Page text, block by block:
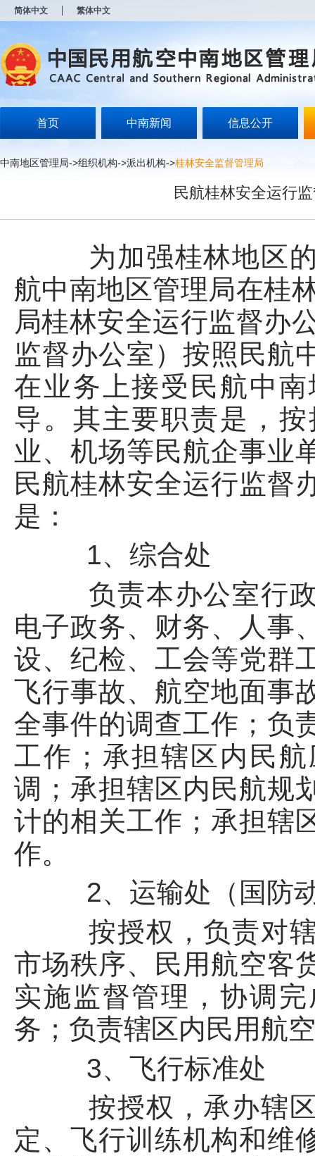
简体中文 繁体中文
首页 中南新闻 信息公开
中南地区管理局->组织机构->派出机构->桂林安全监督管理局
民航桂林安全运行
为加强桂林地区的
航中南地区管理局在桂
局桂林安全运行监督办
监督办公室）按照民航
在业务上接受民航中
导。其主要职责是，
业、机场等民航企事业
民航桂林安全运行监督
是：
1、综合处
负责本办公室行政
电子政务、财务、人事
设、纪检、工会等党群
飞行事故、航空地面事
全事件的调查工作；负
工作；承担辖区内民
调；承担辖区内民航规
计的相关工作；承担辖
作。
2、运输处（国防
按授权，负责对辖
市场秩序、民用航空客
实施监督管理，协调
务；负责辖区内民用航
3、飞行标准处
按授权，承办辖区
定、飞行训练机构和维
开
无
障
说
按
Alt
键